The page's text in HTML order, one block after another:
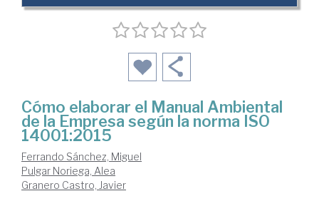
Cómo elaborar el Manual Ambiental
de la Empresa según la norma ISO
14001:2015
Ferrando Sánchez, Miguel
Pulgar Noriega, Alea
Granero Castro, Javier